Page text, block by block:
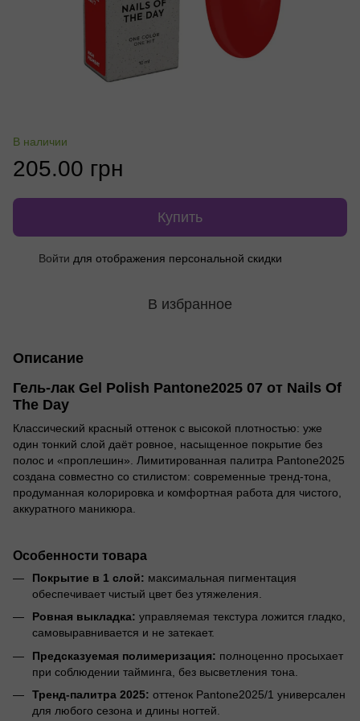
В наличии
205.00 грн
Купить
Войти для отображения персональной скидки
В избранное
Описание
Гель-лак Gel Polish Pantone2025 07 от Nails Of
The Day
Классический красный оттенок с высокой плотностью: уже
один тонкий слой даёт ровное, насыщенное покрытие без
полос и «проплешин». Лимитированная палитра Pantone2025
создана совместно со стилистом: современные тренд-тона,
продуманная колорировка и комфортная работа для чистого,
аккуратного маникюра.
Особенности товара
Покрытие в 1 слой: максимальная пигментация
обеспечивает чистый цвет без утяжеления.
Ровная выкладка: управляемая текстура ложится гладко,
самовыравнивается и не затекает.
Предсказуемая полимеризация: полноценно просыхает
при соблюдении тайминга, без высветления тона.
Тренд-палитра 2025: оттенок Pantone2025/1 универсален
для любого сезона и длины ногтей.